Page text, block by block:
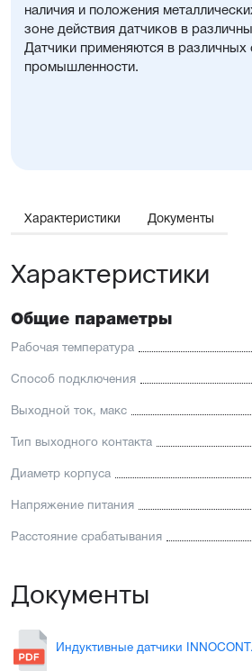
наличия и положения
зоне действия датчиков в
Датчики применяются в различных
промышленности.
Характеристики Документы
Характеристики
Общие параметры
Рабочая температура
Способ подключения
Выходной ток, макс
Тип выходного контакта
Диаметр корпуса
Напряжение питания
Расстояние срабатывания
Документы
Индуктивные датчики